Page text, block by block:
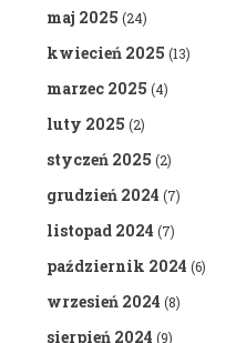
maj 2025 (24)
kwiecień 2025 (13)
marzec 2025 (4)
luty 2025 (2)
styczeń 2025 (2)
grudzień 2024 (7)
listopad 2024 (7)
październik 2024 (6)
wrzesień 2024 (8)
sierpień 2024 (9)